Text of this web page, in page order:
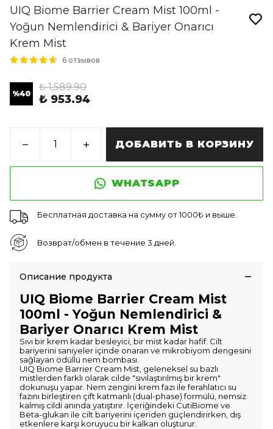
UIQ Biome Barrier Cream Mist 100ml -
Yoğun Nemlendirici & Bariyer Onarıcı
Krem Mist
6 отзывов
%40
₺ 1,589.90
₺ 953.94
ДОБАВИТЬ В КОРЗИНУ
WHATSAPP
Бесплатная доставка на сумму от 1000₺ и выше.
Возврат/обмен в течение 3 дней.
Описание продукта
UIQ Biome Barrier Cream Mist
100ml - Yoğun Nemlendirici &
Bariyer Onarıcı Krem Mist
Sıvı bir krem kadar besleyici, bir mist kadar hafif: Cilt
bariyerini saniyeler içinde onaran ve mikrobiyom dengesini
sağlayan ödüllü nem bombası.
UIQ Biome Barrier Cream Mist, geleneksel su bazlı
mistlerden farklı olarak cilde "sıvılaştırılmış bir krem"
dokunuşu yapar. Nem zengini krem fazı ile ferahlatıcı su
fazını birleştiren çift katmanlı (dual-phase) formülü, nemsiz
kalmış cildi anında yatıştırır. İçeriğindeki CutiBiome ve
Beta-glukan ile cilt bariyerini içeriden güçlendirirken, dış
etkenlere karşı koruyucu bir kalkan oluşturur.